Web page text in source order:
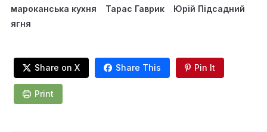
мароканська кухня
Тарас Гаврик
Юрій Підсадний
ягня
Share on X Share This Pin It
Print